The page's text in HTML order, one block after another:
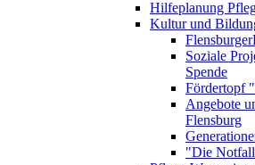
Hilfeplanung
Kultur und
Soziale
Spende
Fördertopf
Angebote
Flensburg
"Die